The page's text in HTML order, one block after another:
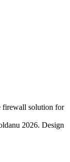
2026. Design